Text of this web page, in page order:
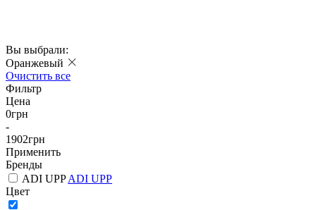
Вы выбрали:
Оранжевый
Очистить все
Фильтр
Цена
0грн
-
1902грн
Применить
Бренды
ADI UPPADI UPP
Цвет